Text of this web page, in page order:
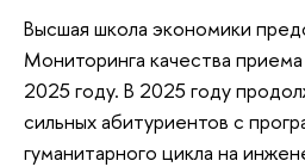
Высшая школа экономики
Мониторинга качества
2025 году. В 2025 году
сильных абитуриентов с
гуманитарного цикла на